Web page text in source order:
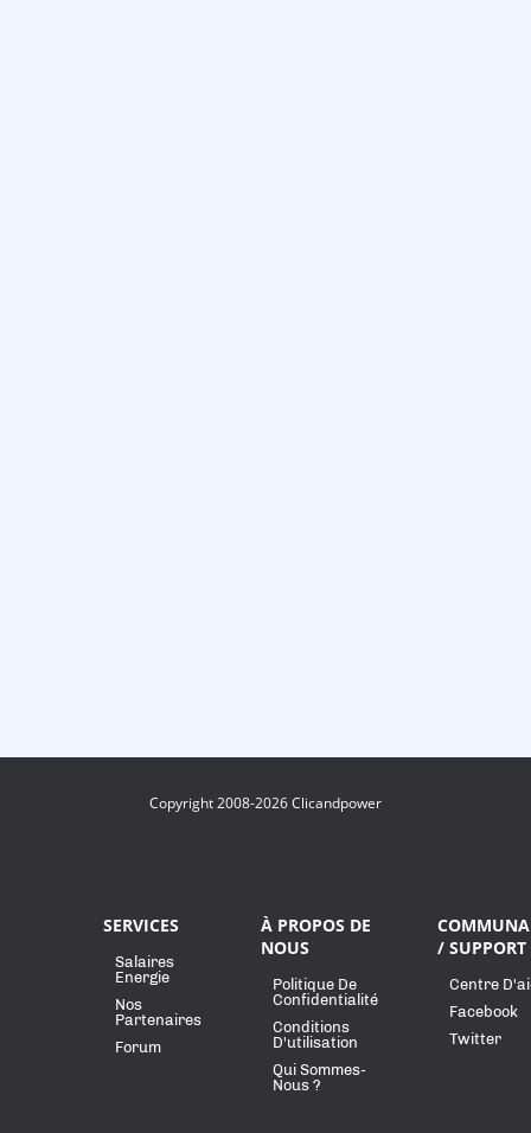
Copyright 2008-2026 Clicandpower
SERVICES
Salaires
Energie
Nos
Partenaires
Forum
À PROPOS DE
NOUS
Politique De
Confidentialité
Conditions
D'utilisation
Qui Sommes-
Nous ?
/ SUPPORT
Centre
Facebook
Twitter